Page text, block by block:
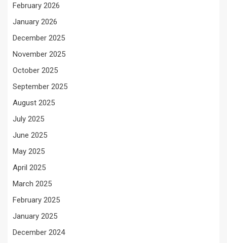
February 2026
January 2026
December 2025
November 2025
October 2025
September 2025
August 2025
July 2025
June 2025
May 2025
April 2025
March 2025
February 2025
January 2025
December 2024